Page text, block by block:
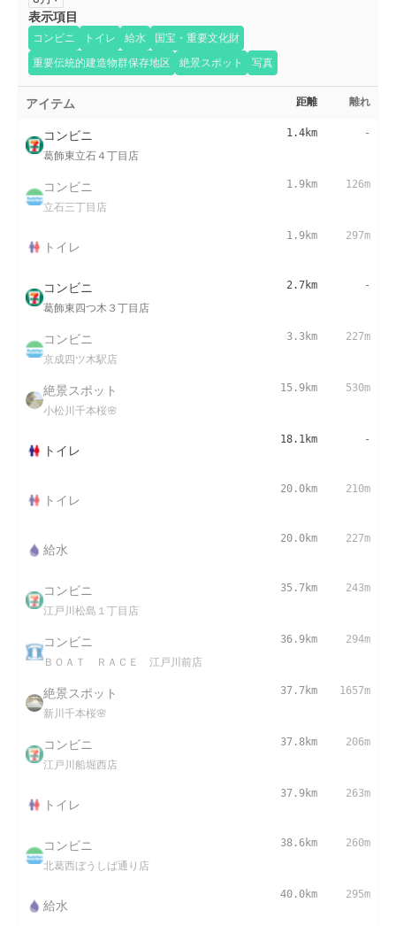
表示項目
コンビニ トイレ 給水
国宝・重要文化財
重要伝統的建造物群保存地区
絶景スポット 写真
アイテム 距離 離れ
コンビニ
葛飾東立石４丁目店
1.4km -
コンビニ
立石三丁目店
1.9km 126m
トイレ
1.9km 297m
コンビニ
葛飾東四つ木３丁目店
2.7km -
コンビニ
京成四ツ木駅店
3.3km 227m
絶景スポット
小松川千本桜🌸
15.9km 530m
トイレ
18.1km -
トイレ
20.0km 210m
給水
20.0km 227m
コンビニ
江戸川松島１丁目店
35.7km 243m
コンビニ
ＢＯＡＴ ＲＡＣＥ 江戸川前店
36.9km 294m
絶景スポット
新川千本桜🌸
37.7km 1657m
コンビニ
江戸川船堀西店
37.8km 206m
トイレ
37.9km 263m
コンビニ
北葛西ぼうしば通り店
38.6km 260m
給水
40.0km 295m